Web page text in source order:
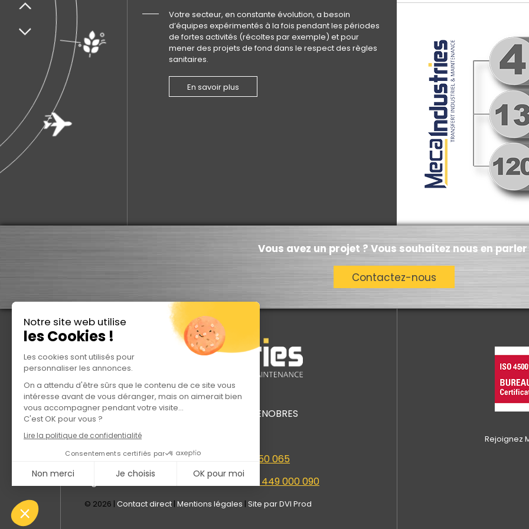
Notre site web utilise
les Cookies !
Les cookies sont utilisés pour
personnaliser les annonces.
On a attendu d'être sûrs que le contenu de ce site vous
intéresse avant de vous déranger, mais on aimerait bien
vous accompagner pendant votre visite...
C'est OK pour vous ?
Lire la politique de confidentialité
Consentements certifiés par
Non merci Je choisis OK pour moi
Notre plateforme vous permet d'adapter et de gérer vos paramètres de confidentialité, en garantissant la conformité avec les réglementations.
Votre secteur, en constante évolution, a besoin
d’équipes expérimentés à la fois pendant les périodes
de fortes activités (récoltes par exemple) et pour
mener des projets de fond dans le respect des règles
sanitaires.
En savoir plus
Vous avez un projet ? Vous souhaitez nous en parler
Contactez-nous
Direction générale :
150 Chemin du cimetière - 30360 VEZENOBRES
Agence de Reims
Agence de Sens
Tél. +33 386 650 065
Antenne de SandouvilleTél. +33 386 650 065
Agence d'AlèsTél. +33 449 000 090
Agence de La Fare les Oliviers
Tél. +33 449 000 090
© 2026 | Contact direct | Mentions légales | Site par DVI Prod
Rejoignez